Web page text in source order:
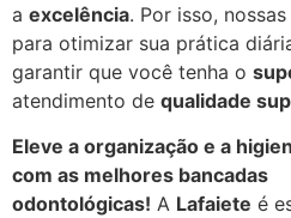
a excelência. Por isso,
para otimizar sua prática
garantir que você tenha o
atendimento de qualidade
Eleve a organização e a
com as melhores bancadas
odontológicas! A Lafaiete é